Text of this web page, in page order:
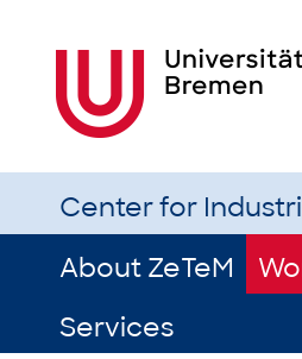
Center for
About ZeTeM
Services